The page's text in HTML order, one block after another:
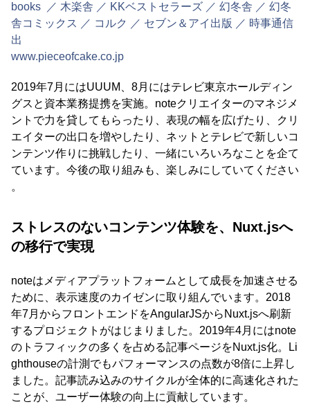
books ／ 木楽舎 ／ KKベストセラーズ ／ 幻冬舎 ／ 幻冬
舎コミックス ／ コルク ／ セブン＆アイ出版 ／ 時事通信
出
www.pieceofcake.co.jp
2019年7月にはUUUM、8月にはテレビ東京ホールディン
グスと資本業務提携を実施。noteクリエイターのマネジメ
ントで力を貸してもらったり、表現の幅を広げたり、クリ
エイターの出口を増やしたり、ネットとテレビで新しいコ
ンテンツ作りに挑戦したり、一緒にいろいろなことを企て
ています。今後の取り組みも、楽しみにしていてください
。
ストレスのないコンテンツ体験を、Nuxt.jsへ
の移行で実現
noteはメディアプラットフォームとして成長を加速させる
ために、表示速度のカイゼンに取り組んでいます。2018
年7月からフロントエンドをAngularJSからNuxt.jsへ刷新
するプロジェクトがはじまりました。2019年4月にはnote
のトラフィックの多くを占める記事ページをNuxt.js化。Li
ghthouseの計測でもパフォーマンスの点数が8倍に上昇し
ました。記事読み込みのサイクルが全体的に高速化された
ことが、ユーザー体験の向上に貢献しています。